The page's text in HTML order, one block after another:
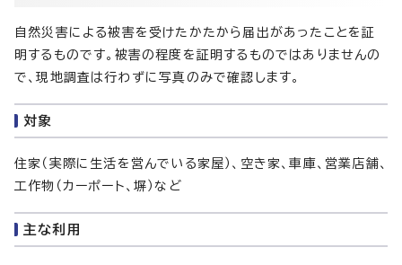
自然災害による被害を受けたかたから届出があったことを証
明するものです。被害の程度を証明するものではありませんの
で、現地調査は行わずに写真のみで確認します。
対象
住家（実際に生活を営んでいる家屋）、空き家、車庫、営業店舗、
工作物（カーポート、塀）など
主な利用